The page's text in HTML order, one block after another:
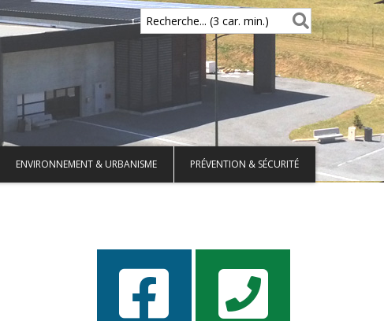
Recherche... (3 car. min.)
ENVIRONNEMENT & URBANISME PRÉVENTION & SÉCURITÉ